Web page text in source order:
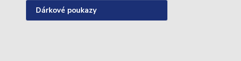
Dárkové poukazy